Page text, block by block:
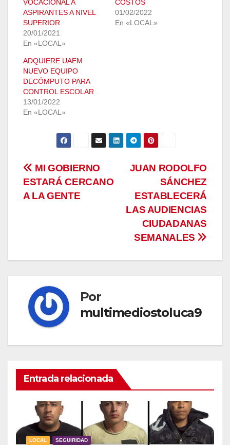
VOCACIONAL A
ASPIRANTES A NIVEL
SUPERIOR
20/01/2021
En «LOCAL»
COSTOS
01/02/2022
En «LOCAL»
ADQUIERE UAEM
NUEVO EQUIPO
DECÓMPUTO PARA
CONTROL ESCOLAR
13/01/2022
En «LOCAL»
Navegación
de
JUAN RODOLFO
SÁNCHEZ
ESTABLECERÁ
LAS AUDIENCIAS
CIUDADANAS
SEMANALES
MI GOBIERNO
ESTARÁ CERCANO
A LA GENTE
Por
multimediostoluca9
Entrada relacionada
LOCAL SEGUIRIDAD